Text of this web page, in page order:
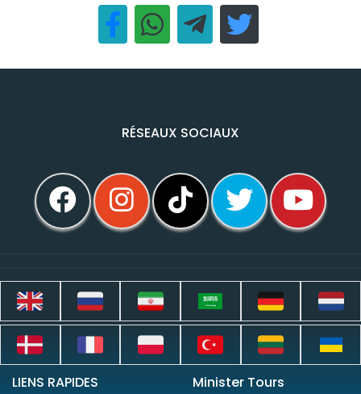
RÉSEAUX SOCIAUX
LIENS RAPIDES Minister Tours